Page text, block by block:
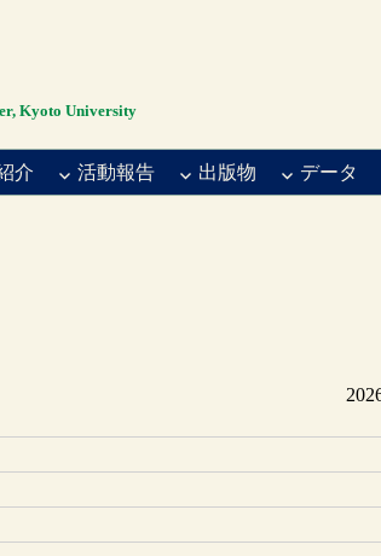
Kyoto University
介 活動報告 出版物 データ